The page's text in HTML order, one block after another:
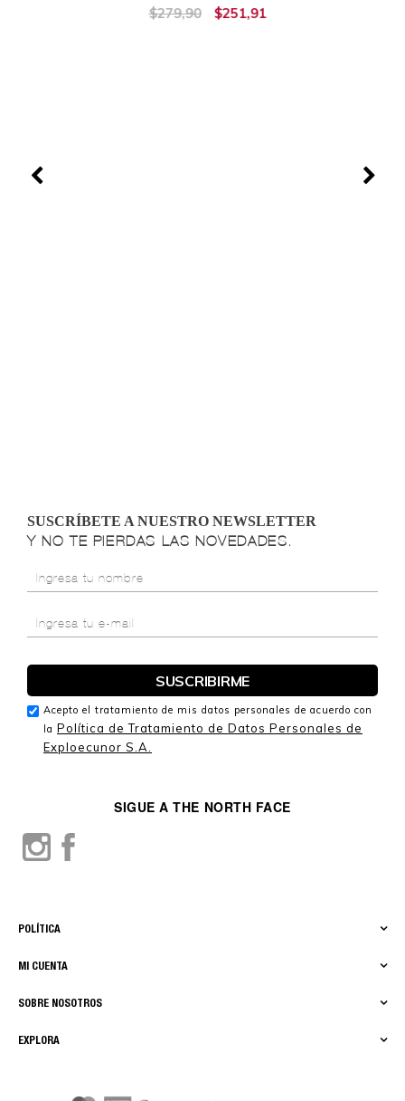
$279,90 $251,91
EXPLORA
SOBRE NOSOTROS
MI CUENTA
POLÍTICA
SIGUE A THE NORTH FACE
SUSCRÍBETE A NUESTRO NEWSLETTER
Y NO TE PIERDAS LAS NOVEDADES.
Acepto el tratamiento de mis datos personales de acuerdo con
la Política de Tratamiento de Datos Personales de
Exploecunor S.A.